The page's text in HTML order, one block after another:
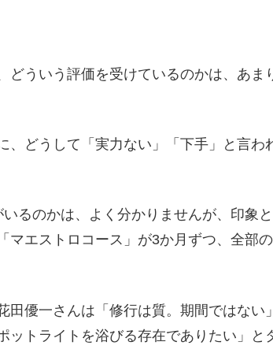
ういう評価を受けているのかは、あま
どうして「実力ない」「下手」と言わ
るのかは、よく分かりませんが、印象
エストロコース」が3か月ずつ、全部
優一さんは「修行は質。期間ではない
トライトを浴びる存在でありたい」と